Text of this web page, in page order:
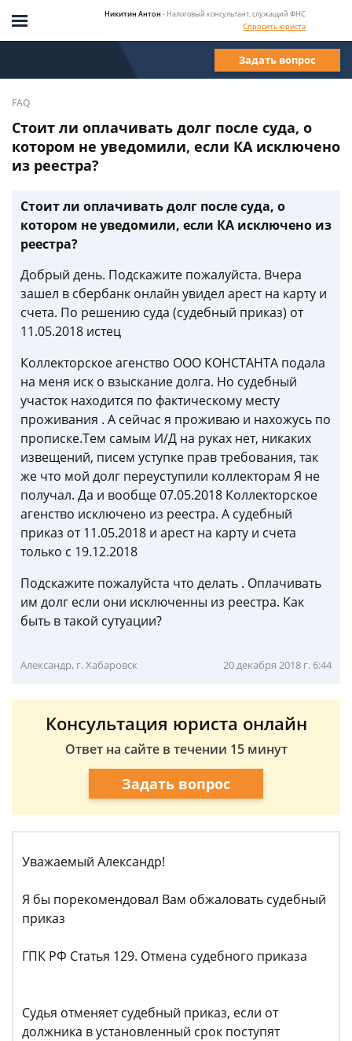
Никитин Антон - Налоговый консультант, служащий ФНС
Спросить юриста
Задать вопрос
FAQ
Стоит ли оплачивать долг после суда, о
котором не уведомили, если КА исключено
из реестра?
Стоит ли оплачивать долг после суда, о
котором не уведомили, если КА исключено из
реестра?
Добрый день. Подскажите пожалуйста. Вчера
зашел в сбербанк онлайн увидел арест на карту и
счета. По решению суда (судебный приказ) от
11.05.2018 истец
Коллекторское агенство ООО КОНСТАНТА подала
на меня иск о взыскание долга. Но судебный
участок находится по фактическому месту
проживания . А сейчас я проживаю и нахожусь по
прописке.Тем самым И/Д на руках нет, никаких
извещений, писем уступке прав требования, так
же что мой долг переуступили коллекторам Я не
получал. Да и вообще 07.05.2018 Коллекторское
агенство исключено из реестра. А судебный
приказ от 11.05.2018 и арест на карту и счета
только с 19.12.2018
Подскажите пожалуйста что делать . Оплачивать
им долг если они исключенны из реестра. Как
быть в такой сутуации?
Александр, г. Хабаровск 20 декабря 2018 г. 6:44
Консультация юриста онлайн
Ответ на сайте в течении 15 минут
Задать вопрос
Уважаемый Александр!
Я бы порекомендовал Вам обжаловать судебный
приказ
ГПК РФ Статья 129. Отмена судебного приказа
Судья отменяет судебный приказ, если от
должника в установленный срок поступят